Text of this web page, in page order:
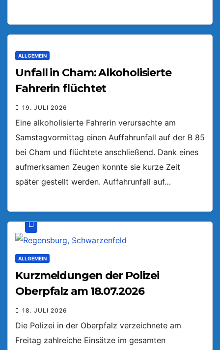
ALLGEMEIN
Unfall in Cham: Alkoholisierte
Fahrerin flüchtet
19. JULI 2026
Eine alkoholisierte Fahrerin verursachte am
Samstagvormittag einen Auffahrunfall auf der B 85
bei Cham und flüchtete anschließend. Dank eines
aufmerksamen Zeugen konnte sie kurze Zeit
später gestellt werden. Auffahrunfall auf…
ALLGEMEIN
Kurzmeldungen der Polizei
Oberpfalz am 18.07.2026
18. JULI 2026
Die Polizei in der Oberpfalz verzeichnete am
Freitag zahlreiche Einsätze im gesamten